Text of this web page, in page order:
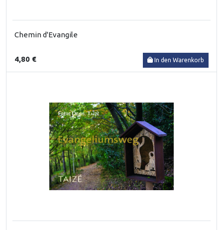
Chemin d'Evangile
4,80 € In den Warenkorb